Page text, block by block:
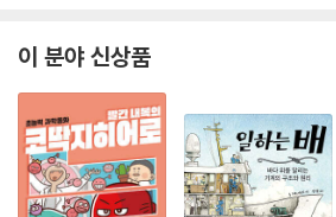
이 분야 신상품